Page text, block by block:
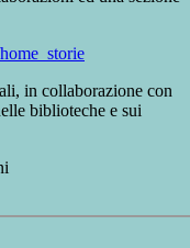
in collaborazione con
biblioteche e sui